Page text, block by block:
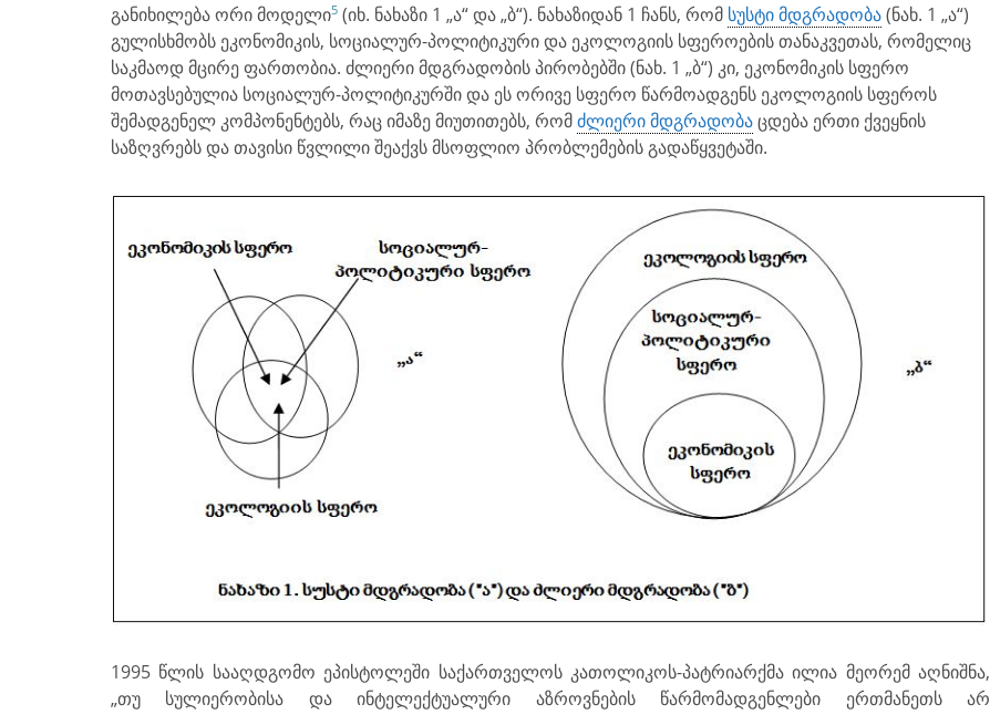
განიხილება ორი მოდელი5 (იხ. ნახაზი 1 „ა“ და „ბ“). ნახაზიდან 1 ჩანს, რომ სუსტი მდგრადობა(ნახ. 1 „ა“)
გულისხმობს ეკონომიკის, სოციალურ-პოლიტიკური და ეკოლოგიის სფეროების თანაკვეთას, რომელიც
საკმაოდ მცირე ფართობია. ძლიერი მდგრადობის პირობებში (ნახ. 1 „ბ“) კი, ეკონომიკის სფერო
მოთავსებულია სოციალურ-პოლიტიკურში და ეს ორივე სფერო წარმოადგენს ეკოლოგიის სფეროს
შემადგენელ კომპონენტებს, რაც იმაზე მიუთითებს, რომძლიერი მდგრადობაცდება ერთი ქვეყნის
საზღვრებს და თავისი წვლილი შეაქვს მსოფლიო პრობლემების გადაწყვეტაში.
1995 წლის სააღდგომო ეპისტოლეში საქართველოს კათოლიკოს-პატრიარქმა ილია მეორემ აღნიშნა,
„თუ სულიერობისა და ინტელექტუალური აზროვნების წარმომადგენლები ერთმანეთს არ